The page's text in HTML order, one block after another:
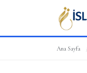
Ana Sayfa